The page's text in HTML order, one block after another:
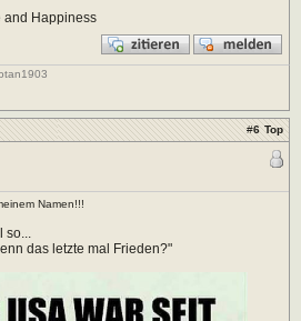
and Happiness
#6 Top
Namen!!!
das letzte mal Frieden?"